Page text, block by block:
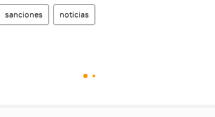
sanciones noticias